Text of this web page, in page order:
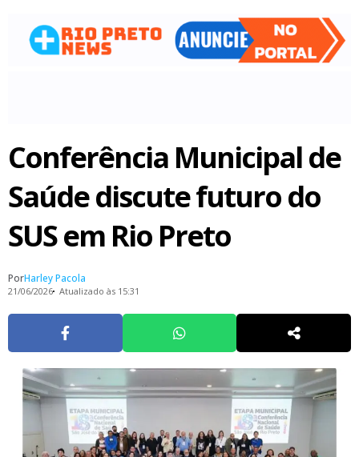
Conferência Municipal de
Saúde discute futuro do
SUS em Rio Preto
PorHarley Pacola
21/06/2026 Atualizado às 15:31